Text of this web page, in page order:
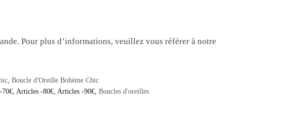
Pour plus d’informations, veuillez vous référer à notre
, Boucle d'Oreille Bohème Chic
70€ Articles -80€ Articles -90€ Boucles d'oreilles